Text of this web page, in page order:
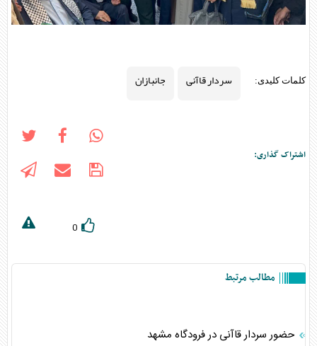
کلمات کلیدی: سردار قاآنی جانبازان
اشتراک گذاری:
0
مطالب مرتبط
حضور سردار قاآنی در فرودگاه مشهد